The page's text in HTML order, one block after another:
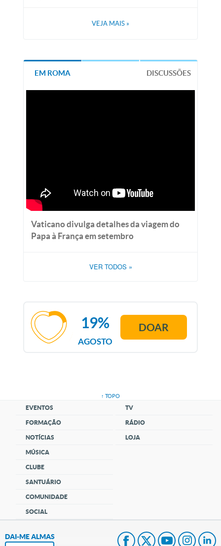
VEJA MAIS »
EM ROMA DISCUSSÕES
Vaticano divulga detalhes da viagem do
Papa à França em setembro
VER TODOS »
AGOSTO
19% DOAR
↑ TOPO
EVENTOS
FORMAÇÃO
NOTÍCIAS
MÚSICA
CLUBE
SANTUÁRIO
COMUNIDADE
SOCIAL
TV
RÁDIO
LOJA
DAI-ME ALMAS